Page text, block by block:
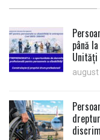
până
august